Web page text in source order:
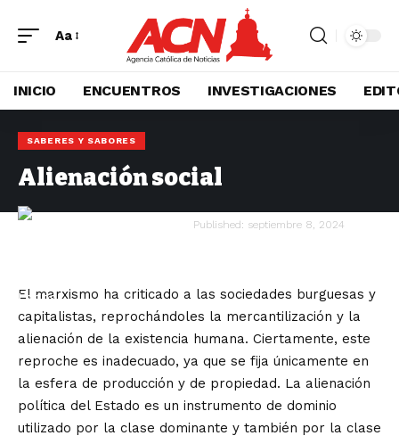
Aa
INICIO ENCUENTROS INVESTIGACIONES
SABERES Y SABORES
Alienación social
Published: septiembre 8, 2024
El marxismo ha criticado a las sociedades burguesas y
capitalistas, reprochándoles la mercantilización y la
alienación de la existencia humana. Ciertamente, este
reproche es inadecuado, ya que se fija únicamente en
la esfera de producción y de propiedad. La alienación
política del Estado es un instrumento de dominio
utilizado por la clase dominante y también por la clase